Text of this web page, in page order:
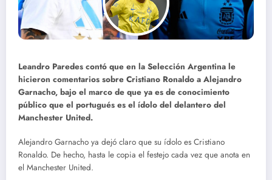
Leandro Paredes contó que en la Selección Argentina le
hicieron comentarios sobre Cristiano Ronaldo a Alejandro
Garnacho, bajo el marco de que ya es de conocimiento
público que el portugués es el ídolo del delantero del
Manchester United.
Alejandro Garnacho ya dejó claro que su ídolo es Cristiano
Ronaldo. De hecho, hasta le copia el festejo cada vez que anota en
el Manchester United.